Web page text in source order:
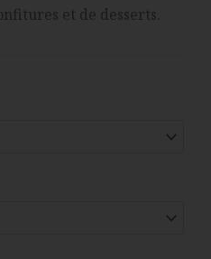
et de desserts.